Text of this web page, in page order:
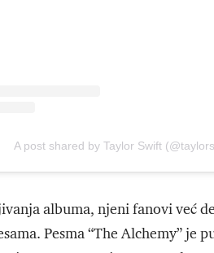
A post shared by Taylor Swift
albuma, njeni fanovi već
Pesma “The Alchemy” je